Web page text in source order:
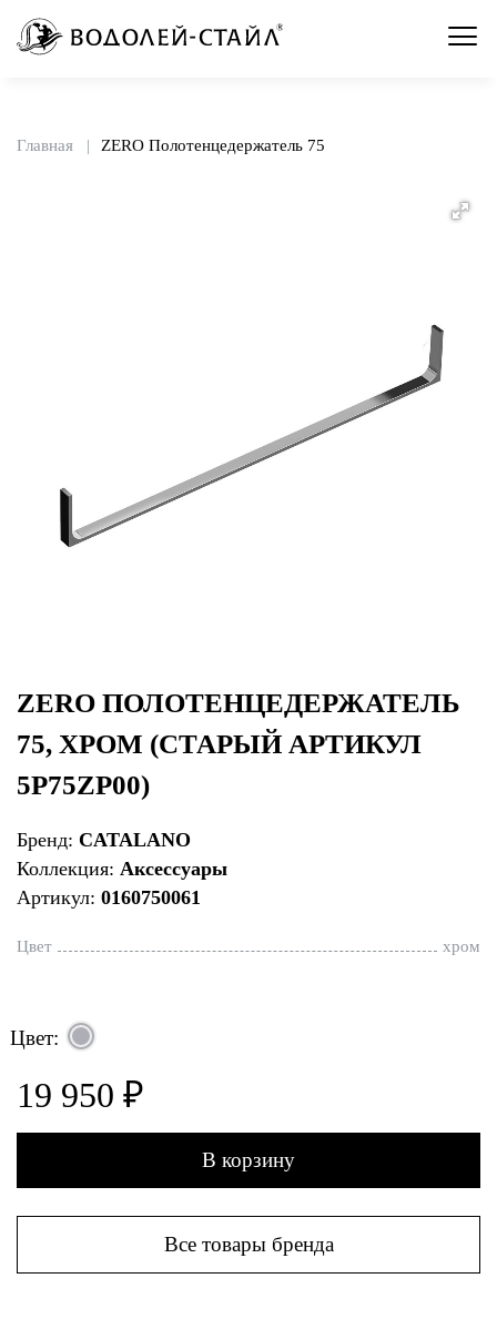
Главная ZERO Полотенцедержатель 75
ZERO ПОЛОТЕНЦЕДЕРЖАТЕЛЬ
75, ХРОМ (СТАРЫЙ АРТИКУЛ
5P75ZP00)
Бренд: CATALANO
Коллекция: Аксессуары
Артикул: 0160750061
Цвет хром
Цвет:
19 950 ₽
В корзину
Все товары бренда